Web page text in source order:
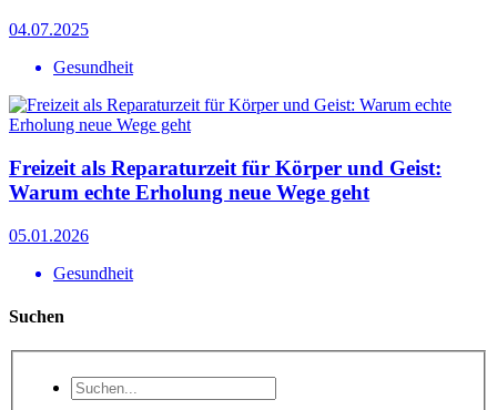
04.07.2025
Gesundheit
Freizeit als Reparaturzeit für Körper und Geist:
Warum echte Erholung neue Wege geht
05.01.2026
Gesundheit
Suchen